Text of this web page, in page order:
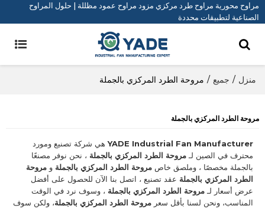
مراوح محورية مراوح طرد مركزي مزود مراوح عمود مظللة | حلول المراوح
الصناعية لتطبيقات محددة
منزل / جميع / مروحة الطرد المركزي بالجملة
مروحة الطرد المركزي بالجملة
YADE Industrial Fan Manufacturerهي شركة تصنيع ومورد
محترف في الصين لـ مروحة الطرد المركزي بالجملة ، نحن نوفر مصنعًا
بالجملة مخصصًا ، وملصق خاص مروحة الطرد المركزي بالجملة و مروحة
الطرد المركزي بالجملة عقد تصنيع ، اتصل بنا الآن للحصول على أفضل
عرض أسعار لـ مروحة الطرد المركزي بالجملة ، وسوف نرد في الوقت
المناسب، ونحن لسنا بأقل سعر مروحة الطرد المركزي بالجملة، ولكن سوف